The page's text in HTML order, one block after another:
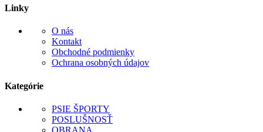
Linky
O nás
Kontakt
Obchodné podmienky
Ochrana osobných údajov
Kategórie
PSIE ŠPORTY
POSLUŠNOSŤ
OBRANA